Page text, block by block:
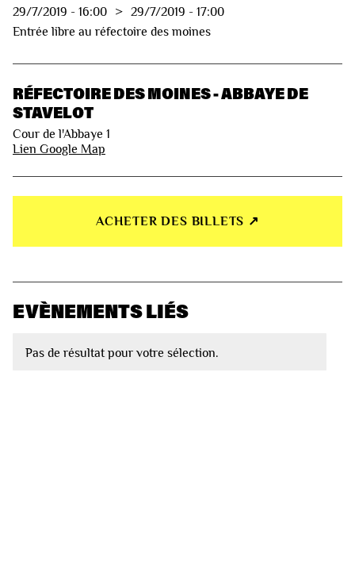
29/7/2019 - 16:00 > 29/7/2019 - 17:00
Entrée libre au réfectoire des moines
RÉFECTOIRE DES MOINES - ABBAYE DE
STAVELOT
Cour de l'Abbaye 1
Lien Google Map
ACHETER DES BILLETS ↗︎
EVÈNEMENTS LIÉS
Pas de résultat pour votre sélection.